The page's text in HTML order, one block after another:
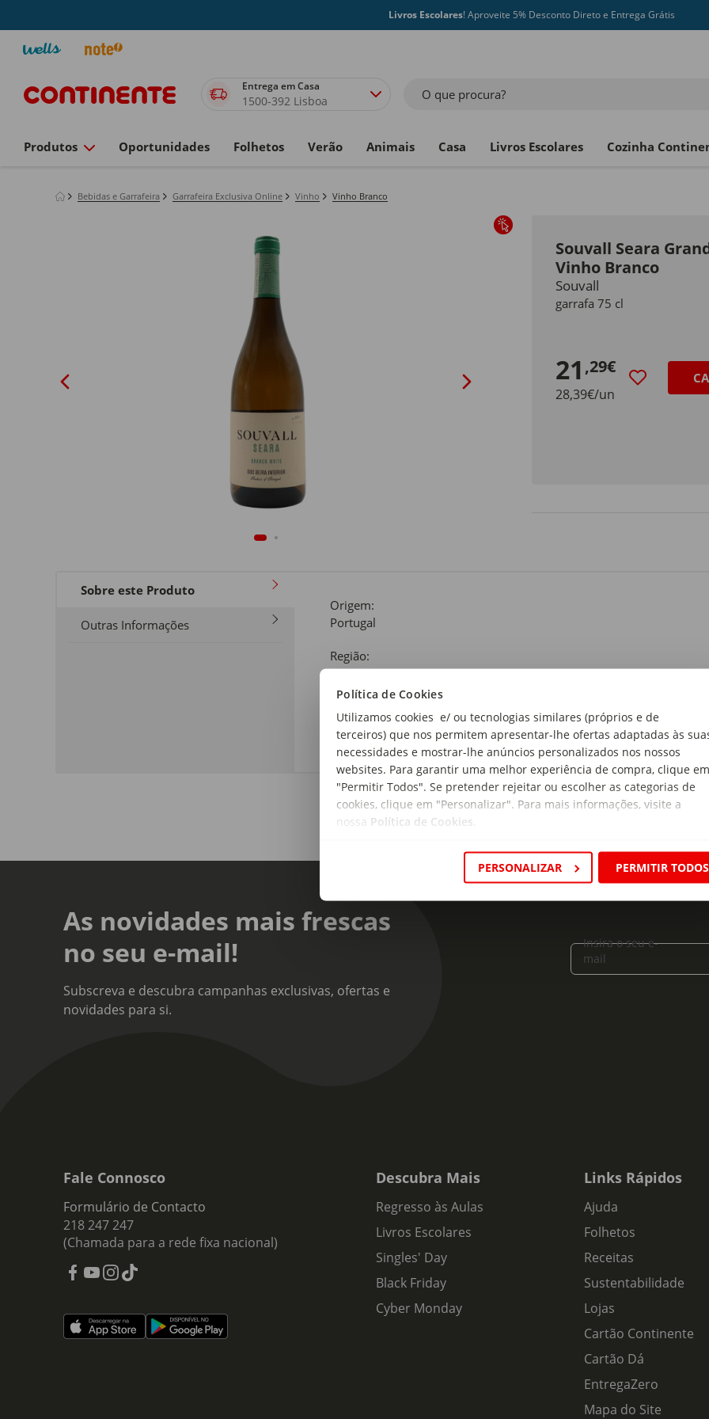
Política de Cookies
Utilizamos cookies e/ ou tecnologias similares (próprios e de
terceiros) que nos permitem apresentar-lhe ofertas adaptadas às
necessidades e mostrar-lhe anúncios personalizados nos nossos
websites. Para garantir uma melhor experiência de compra, clique em
"Permitir Todos". Se pretender rejeitar ou escolher as categorias de
cookies, clique em "Personalizar". Para mais informações, visite a
nossa Política de Cookies
PERSONALIZAR PERMITIR TODOS
Livros Escolares! Aproveite 5% Desconto Direto e Entrega Grátis
Entrega em Casa
1500-392 Lisboa O que procura?
Produtos Oportunidades Folhetos Verão Animais Casa Livros Escolares Cozinha
Bebidas e Garrafeira Garrafeira Exclusiva Online Vinho Vinho Branco
Souvall Seara
Vinho Branco
Souvall
garrafa 75 cl
21 ,29€
28,39€/un
Sobre este Produto
Outras Informações
Origem:
Portugal
Região:
Beiras
Vinho Branco
As novidades mais frescas
no seu e-mail!
Subscreva e descubra campanhas exclusivas, ofertas e
novidades para si.
Insira o seu e-
mail
Fale Connosco
Formulário de Contacto
218 247 247
(Chamada para a rede fixa nacional)
Descubra Mais
Regresso às Aulas
Livros Escolares
Singles' Day
Black Friday
Cyber Monday
Links Rápidos
Ajuda
Folhetos
Receitas
Sustentabilidade
Lojas
Cartão Continente
Cartão Dá
EntregaZero
Mapa do Site